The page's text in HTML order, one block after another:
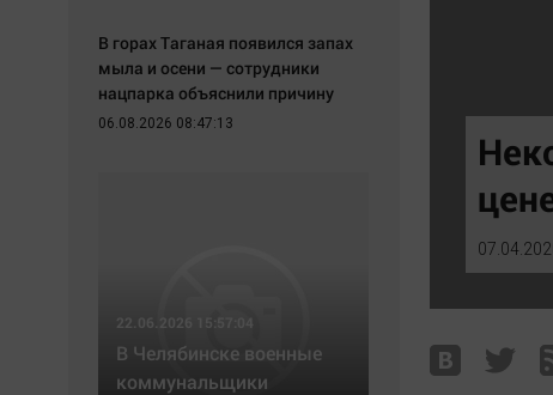
Общество
Политика
Экономика
Технологии
Отраслевые темы
Медиаграмотность
В горах Таганая появился запах
мыла и осени — сотрудники
нацпарка объяснили причину
06.08.2026 08:47:13
22.06.2026 15:57:04
В Челябинске военные
коммунальщики